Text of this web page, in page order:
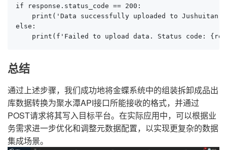
if response.status_code == 200:
print('Data successfully uploaded to
else:
print(f'Failed to upload data. Status code:
总结
通过上述步骤，我们成功地将金蝶系统中的组装拆卸成品出
库数据转换为聚水潭API接口所能接收的格式，并通过
POST请求将其写入目标平台。在实际应用中，可以根据业
务需求进一步优化和调整元数据配置，以实现更复杂的数据
集成场景。